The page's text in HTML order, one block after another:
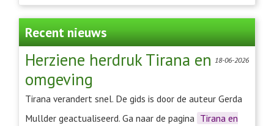
Recent nieuws
18-06-2026
Herziene herdruk Tirana en
omgeving
Tirana verandert snel. De gids is door de auteur Gerda
Mullder geactualiseerd. Ga naar de pagina Tirana en